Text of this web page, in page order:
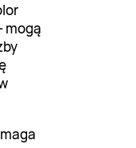
mogą